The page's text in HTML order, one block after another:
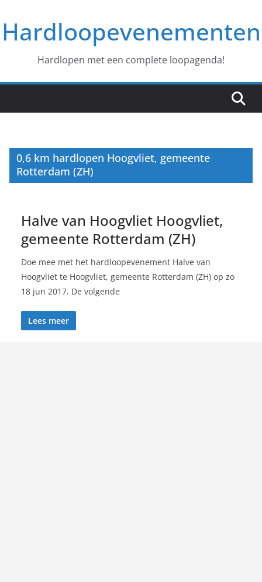
naar
deHardloopevenementen
Hardlopen met een complete loopagenda!
0,6 km hardlopen Hoogvliet, gemeente
Rotterdam (ZH)
Halve van Hoogvliet Hoogvliet,
gemeente Rotterdam (ZH)
Doe mee met het hardloopevenement Halve van
Hoogvliet te Hoogvliet, gemeente Rotterdam (ZH) op zo
18 jun 2017. De volgende
Lees meer